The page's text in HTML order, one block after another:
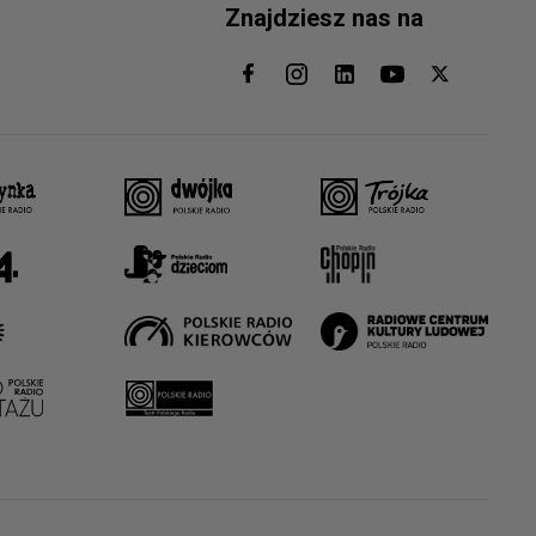
Znajdziesz nas na